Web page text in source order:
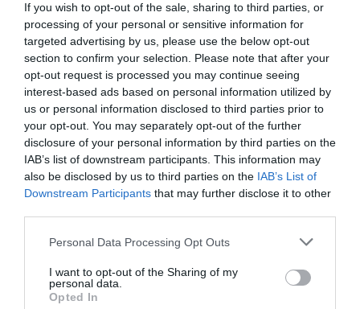
If you wish to opt-out of the sale, sharing to third parties, or
processing of your personal or sensitive information for
targeted advertising by us, please use the below opt-out
section to confirm your selection. Please note that after your
opt-out request is processed you may continue seeing
interest-based ads based on personal information utilized by
us or personal information disclosed to third parties prior to
your opt-out. You may separately opt-out of the further
disclosure of your personal information by third parties on the
IAB’s list of downstream participants. This information may
also be disclosed by us to third parties on the IAB’s List of
Downstream Participants that may further disclose it to other
Please note that this website/app uses one or more Google
not limited to your visit or usage behaviour. You may click to
grant or deny consent to Google and its third-party tags to
use your data for below specified purposes in below Google
Personal Data Processing Opt Outs
I want to opt-out of the Sharing of my
personal data.
Opted In
hogy komfortosabban érezzük magunkat. Ha
napközben többször felforrósodunk,nem
feltétlenül kell minden alkalommal teljesen
lezuhanyozni
: az is segíthet, ha
a csuklót, az alkart,
a tarkót vagy az arcot hűvös vízzel mossuk át.